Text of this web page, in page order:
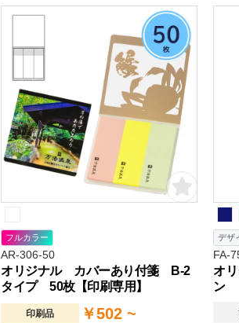
フルカラー
AR-306-50
オリジナル カバーあり付箋 B-2
タイプ 50枚【印刷専用】
印刷品 ￥502 ~
デザ
FA-
オ
ン